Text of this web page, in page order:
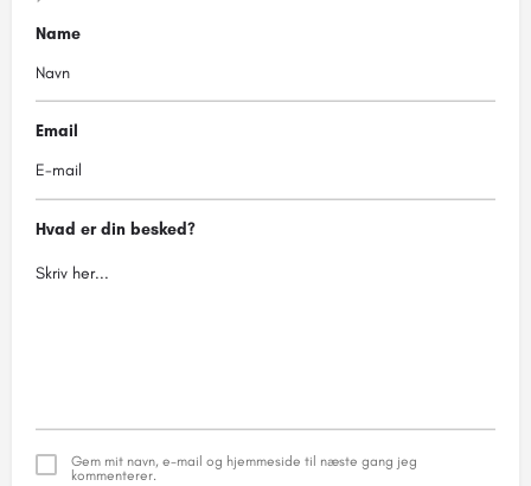
Name
Email
Hvad er din besked?
Gem mit navn, e-mail og hjemmeside til næste gang jeg
kommenterer.